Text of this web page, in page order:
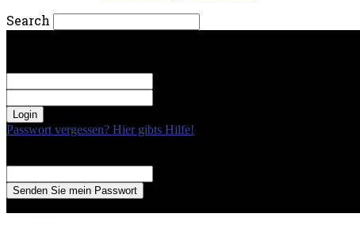
Search
Passwort vergessen? Hier gibts Hilfe!